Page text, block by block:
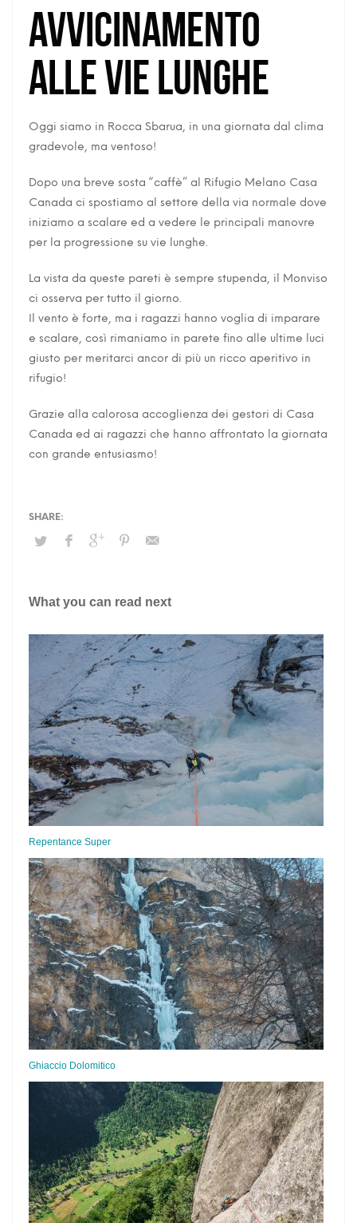
Avvicinamento
alle vie lunghe
Oggi siamo in Rocca Sbarua, in una giornata dal clima
gradevole, ma ventoso!
Dopo una breve sosta “caffè” al Rifugio Melano Casa
Canada ci spostiamo al settore della via normale dove
iniziamo a scalare ed a vedere le principali manovre
per la progressione su vie lunghe.
La vista da queste pareti è sempre stupenda, il Monviso
ci osserva per tutto il giorno.
Il vento è forte, ma i ragazzi hanno voglia di imparare
e scalare, così rimaniamo in parete fino alle ultime luci
giusto per meritarci ancor di più un ricco aperitivo in
rifugio!
Grazie alla calorosa accoglienza dei gestori di Casa
Canada ed ai ragazzi che hanno affrontato la giornata
con grande entusiasmo!
What you can read next
Repentance Super
Ghiaccio Dolomitico